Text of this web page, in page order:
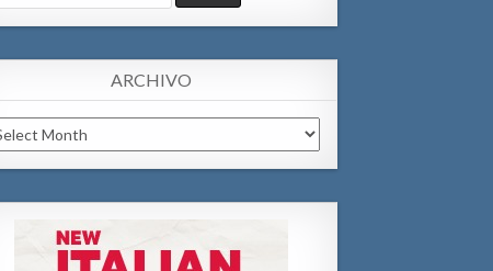
ARCHIVO